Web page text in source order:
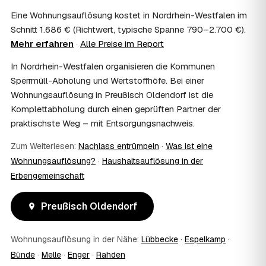
sein?
Nicht zwingend. Viele Auflösungen in Preußisch
Oldendorf laufen nach Schlüsselübergabe ohne Sie ab —
aber jederzeit dabei sein, etwa um Wertsachen oder
persönliche Unterlagen vorab zu sichern.
10 Bekomme ich einen Entsorgungsnachweis?
Ja. Auf Wunsch erhalten Sie einen Entsorgungsnachweis
über die fachgerechte Verwertung — wichtig als Beleg
Erbengemeinschaft.
11
Was passiert mit dem Abfall?
Fachgerechte Entsorgung über zugelassene Höfe —
Nachweis.
12
Was kostet die Anfrage?
vergleichen mehrere Festpreis-Angebote aus Preußisch
Oldendorf und entscheiden in Ruhe — bezahlt wird nur die
Eine Wohnungsauflösung kostet in Nordrhein-Westfalen im
Schnitt 1.686 € (Richtwert, typische Spanne 790–2.700 €).
Mehr erfahren · Alle Preise im Report
In Nordrhein-Westfalen organisieren die Kommunen
Sperrmüll-Abholung und Wertstoffhöfe. Bei einer
Wohnungsauflösung in Preußisch Oldendorf ist die
Komplettabholung durch einen geprüften Partner der
praktischste Weg – mit Entsorgungsnachweis.
Zum Weiterlesen: Nachlass entrümpeln · Was ist eine
Wohnungsauflösung? · Haushaltsauflösung in der
Erbengemeinschaft
Preußisch Oldendorf
Wohnungsauflösung in der Nähe: Lübbecke · Espelkamp ·
Bünde · Melle · Enger · Rahden